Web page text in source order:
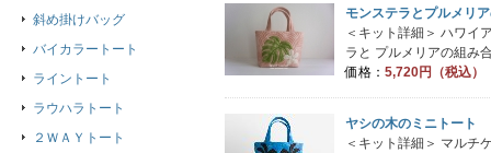
モンステラとプルメリ
＜キット詳細＞ ハワイ
ラと プルメリアの組み
価格： 5,720円（税込）
ヤシの木のミニトート
＜キット詳細＞ マルチ
斜め掛けバッグ
バイカラートート
ライントート
ラウハラトート
２ＷＡＹトート